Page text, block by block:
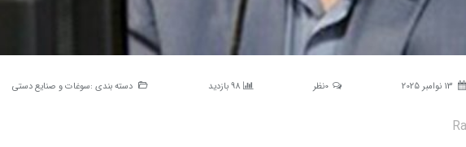
13 نوامبر 2025 0نظر 98 بازدید دسته بندی :سوغات و صنایع دستی
موج گرمای بی‌سابقه، گردشگری و
زیرساخت‌های اروپا را تحت فشار
قرار داد
تبدیل